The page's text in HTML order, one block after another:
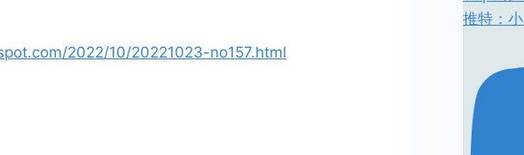
2022/10/20221023-no157.html